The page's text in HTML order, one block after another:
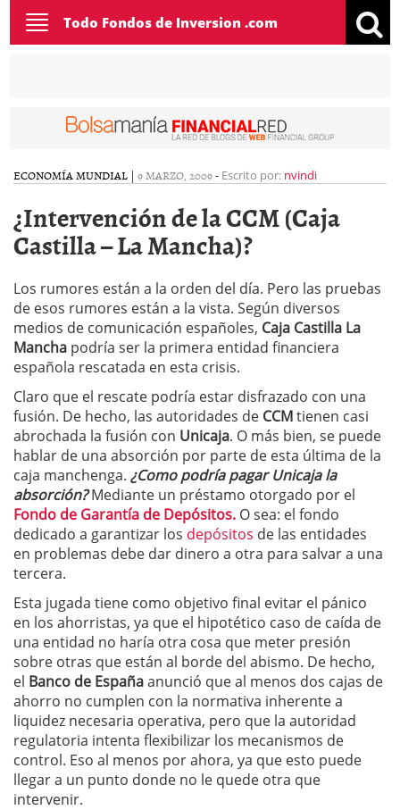
Toggle
navigation
Todo Fondos de Inversion .com
ECONOMÍA MUNDIAL | 9 MARZO, 2009- Escrito por: nvindi
¿Intervención de la CCM (Caja
Castilla – La Mancha)?
Los rumores están a la orden del día. Pero las pruebas
de esos rumores están a la vista. Según diversos
medios de comunicación españoles, Caja Castilla La
Mancha podría ser la primera entidad financiera
española rescatada en esta crisis.
Claro que el rescate podría estar disfrazado con una
fusión. De hecho, las autoridades de CCMtienen casi
abrochada la fusión con Unicaja. O más bien, se puede
hablar de una absorción por parte de esta última de la
caja manchenga. ¿Como podría pagar Unicaja la
absorción?Mediante un préstamo otorgado por el
Fondo de Garantía de Depósitos. O sea: el fondo
dedicado a garantizar los depósitos de las entidades
en problemas debe dar dinero a otra para salvar a una
tercera.
Esta jugada tiene como objetivo final evitar el pánico
en los ahorristas, ya que el hipotético caso de caída de
una entidad no haría otra cosa que meter presión
sobre otras que están al borde del abismo. De hecho,
el Banco de Españaanunció que al menos dos cajas de
ahorro no cumplen con la normativa inherente a
liquidez necesaria operativa, pero que la autoridad
regulatoria intenta flexibilizar los mecanismos de
control. Eso al menos por ahora, ya que esto puede
llegar a un punto donde no le quede otra que
intervenir.